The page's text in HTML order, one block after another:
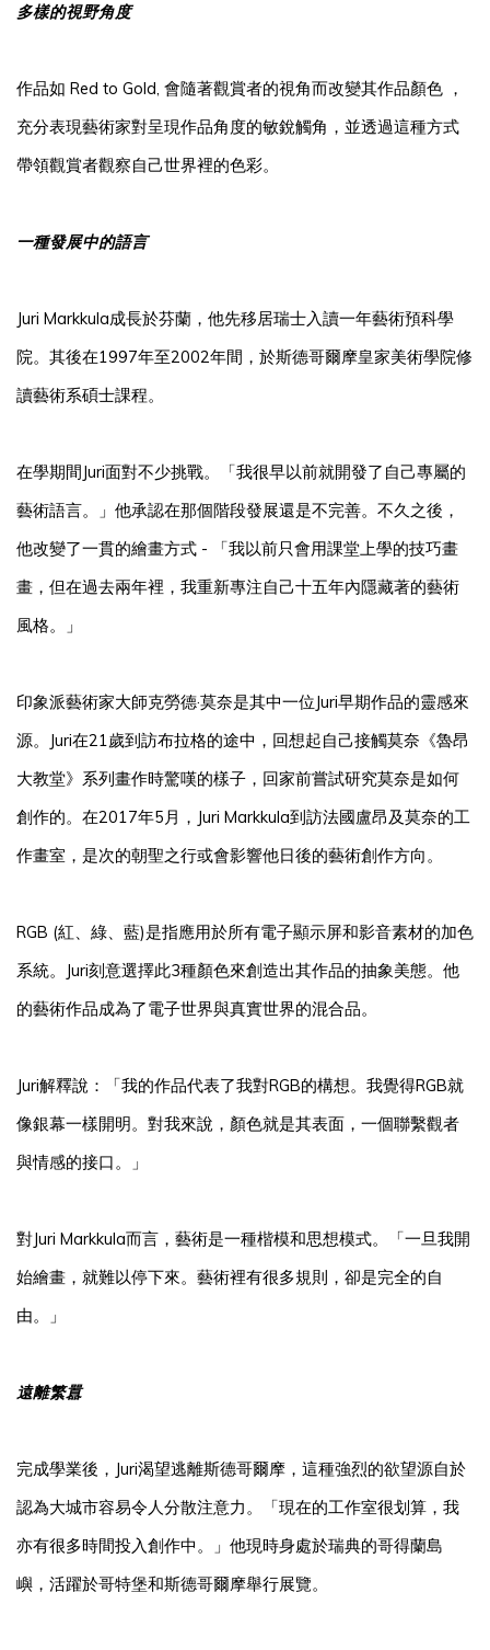
多樣的視野角度
作品如 Red to Gold, 會隨著觀賞者的視角而改變其作品顏色 ，
充分表現藝術家對呈現作品角度的敏銳觸角，並透過這種方式
帶領觀賞者觀察自己世界裡的色彩。
一種發展中的語言
Juri Markkula成長於芬蘭，他先移居瑞士入讀一年藝術預科學
院。其後在1997年至2002年間，於斯德哥爾摩皇家美術學院修
讀藝術系碩士課程。
在學期間Juri面對不少挑戰。「我很早以前就開發了自己專屬的
藝術語言。」他承認在那個階段發展還是不完善。不久之後，
他改變了一貫的繪畫方式 - 「我以前只會用課堂上學的技巧畫
畫，但在過去兩年裡，我重新專注自己十五年內隱藏著的藝術
風格。」
印象派藝術家大師克勞德·莫奈是其中一位Juri早期作品的靈感來
源。Juri在21歲到訪布拉格的途中，回想起自己接觸莫奈《魯昂
大教堂》系列畫作時驚嘆的樣子，回家前嘗試研究莫奈是如何
創作的。在2017年5月，Juri Markkula到訪法國盧昂及莫奈的工
作畫室，是次的朝聖之行或會影響他日後的藝術創作方向。
RGB (紅、綠、藍)是指應用於所有電子顯示屏和影音素材的加色
系統。Juri刻意選擇此3種顏色來創造出其作品的抽象美態。他
的藝術作品成為了電子世界與真實世界的混合品。
Juri解釋說：「我的作品代表了我對RGB的構想。我覺得RGB就
像銀幕一樣開明。對我來說，顏色就是其表面，一個聯繫觀者
與情感的接口。」
對Juri Markkula而言，藝術是一種楷模和思想模式。「一旦我開
始繪畫，就難以停下來。藝術裡有很多規則，卻是完全的自
由。」
遠離繁囂
完成學業後，Juri渴望逃離斯德哥爾摩，這種強烈的欲望源自於
認為大城市容易令人分散注意力。「現在的工作室很划算，我
亦有很多時間投入創作中。」他現時身處於瑞典的哥得蘭島
嶼，活躍於哥特堡和斯德哥爾摩舉行展覽。